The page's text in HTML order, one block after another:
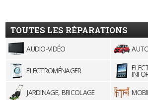
TOUTES LES RÉPARATIONS
AUDIO-VIDÉO
ELECTROMÉNAGER
JARDINAGE, BRICOLAGE